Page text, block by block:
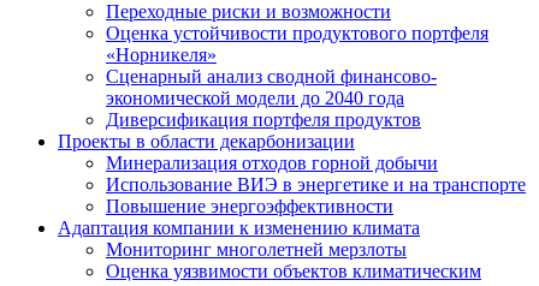
Переходные риски и возможности
Оценка устойчивости продуктового портфеля
«Норникеля»
Сценарный анализ сводной финансово-
экономической модели до 2040 года
Диверсификация портфеля продуктов
Проекты в области декарбонизации
Минерализация отходов горной добычи
Использование ВИЭ в энергетике и на транспорте
Повышение энергоэффективности
Адаптация компании к изменению климата
Мониторинг многолетней мерзлоты
Оценка уязвимости объектов климатическим